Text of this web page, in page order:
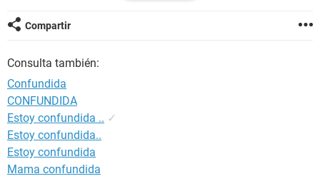
siento mucha sed en las mañanas.
Compartir
Consulta también:
Confundida
CONFUNDIDA
Estoy confundida .. ✓
Estoy confundida..
Estoy confundida
Mama confundida